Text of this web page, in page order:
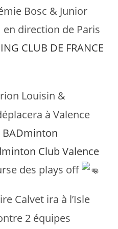
Bosc & Junior
direction de Paris
CLUB DE FRANCE
Louisin &
à Valence
BADminton
Club Valence
des plays off
Calvet ira à l’Isle
2 équipes